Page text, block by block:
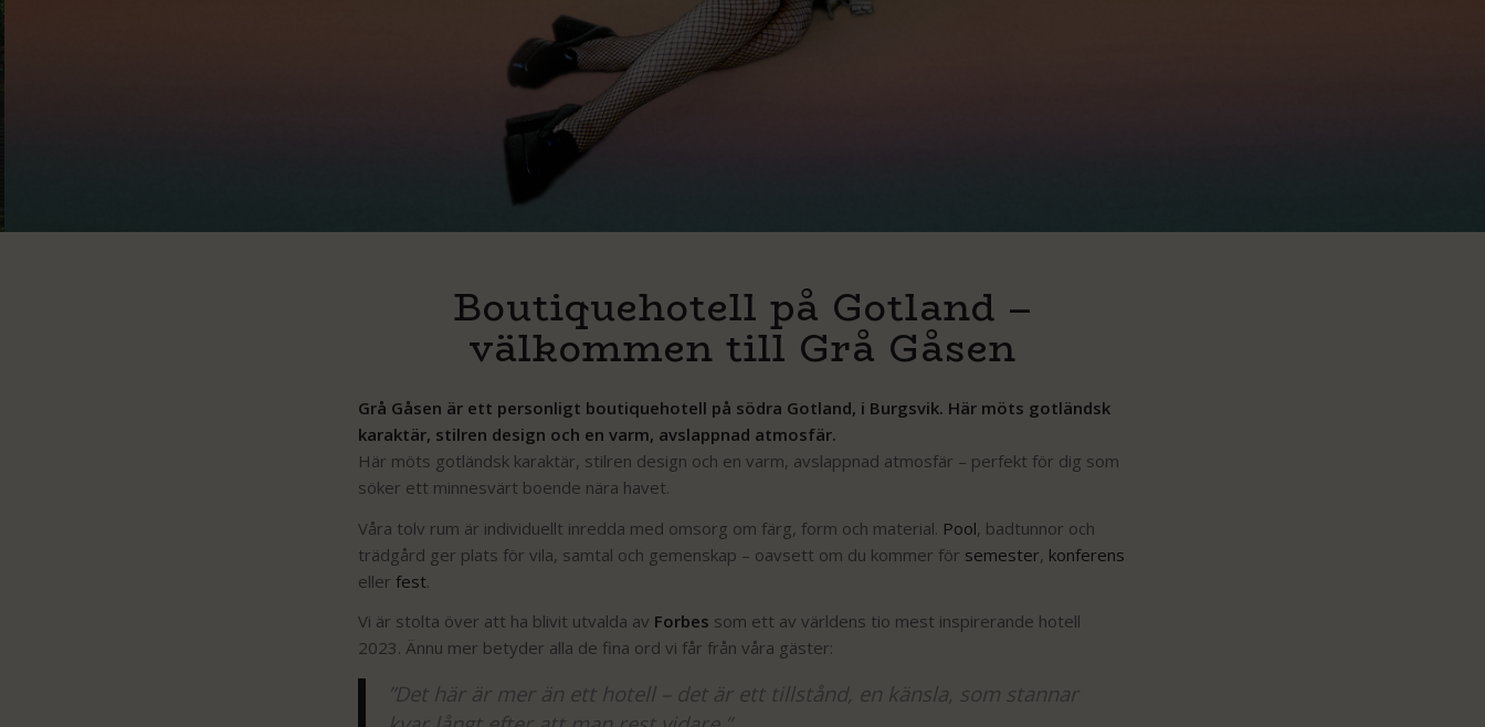
MOONICA MAC LIVE PÅ GRÅ GÅSEN
Den 5 augusti välkomnar vi Moonica Mac till Grå Gåsen för en sommarkväll som lutar mer åt det nära än det storslagna.
Boutiquehotell på Gotland –
välkommen till Grå Gåsen
Grå Gåsen är ett personligt boutiquehotell på södra Gotland, i Burgsvik. Här möts gotländsk
karaktär, stilren design och en varm, avslappnad atmosfär.
Här möts gotländsk karaktär, stilren design och en varm, avslappnad atmosfär – perfekt för dig som
söker ett minnesvärt boende nära havet.
Våra tolv rum är individuellt inredda med omsorg om färg, form och material. Pool, badtunnor och
trädgård ger plats för vila, samtal och gemenskap – oavsett om du kommer för semester, konferens
eller fest.
Vi är stolta över att ha blivit utvalda av Forbes som ett av världens tio mest inspirerande hotell
2023. Ännu mer betyder alla de fina ord vi får från våra gäster:
”Det här är mer än ett hotell – det är ett tillstånd, en känsla, som stannar